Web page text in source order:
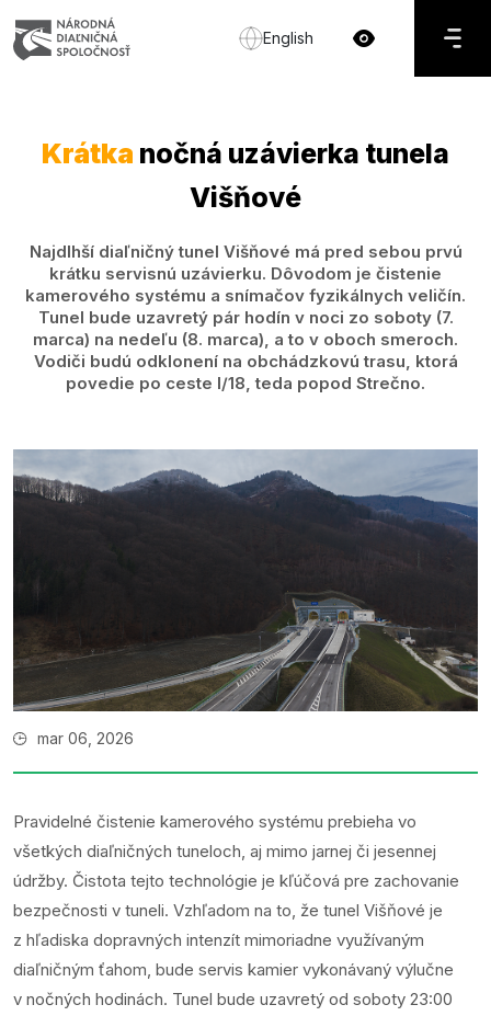
English
Krátka nočná uzávierka tunela
Višňové
Najdlhší diaľničný tunel Višňové má pred sebou prvú
krátku servisnú uzávierku. Dôvodom je čistenie
kamerového systému a snímačov fyzikálnych veličín.
Tunel bude uzavretý pár hodín v noci zo soboty (7.
marca) na nedeľu (8. marca), a to v oboch smeroch.
Vodiči budú odklonení na obchádzkovú trasu, ktorá
povedie po ceste I/18, teda popod Strečno.
mar 06, 2026
Pravidelné čistenie kamerového systému prebieha vo
všetkých diaľničných tuneloch, aj mimo jarnej či jesennej
údržby. Čistota tejto technológie je kľúčová pre zachovanie
bezpečnosti v tuneli. Vzhľadom na to, že tunel Višňové je
z hľadiska dopravných intenzít mimoriadne využívaným
diaľničným ťahom, bude servis kamier vykonávaný výlučne
v nočných hodinách. Tunel bude uzavretý od soboty 23:00